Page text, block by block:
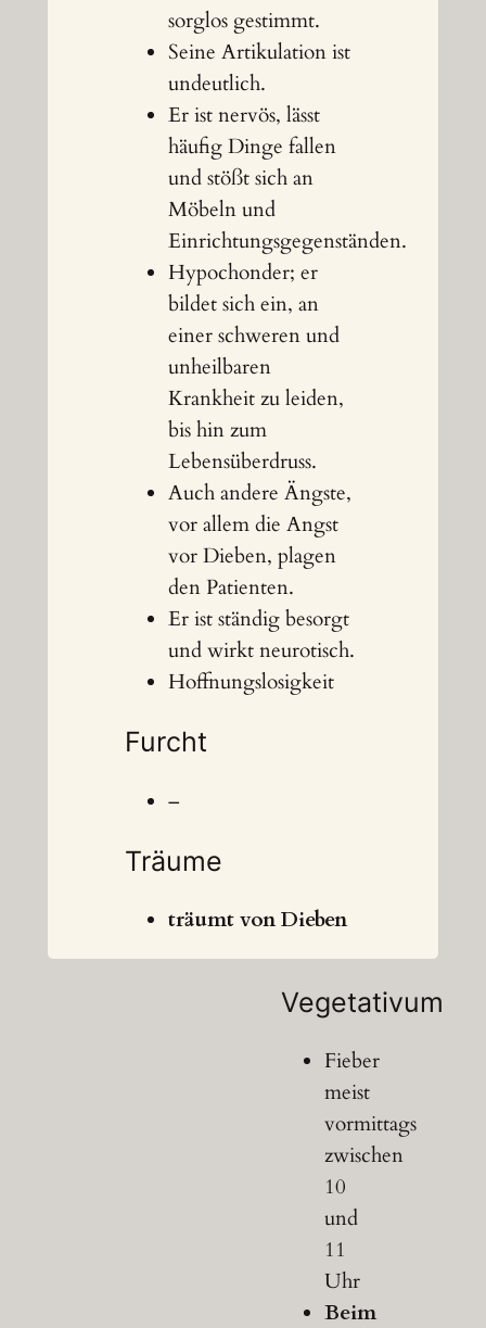
sorglos gestimmt.
Seine Artikulation ist
undeutlich.
Er ist nervös, lässt
häufig Dinge fallen
und stößt sich an
Möbeln und
Einrichtungsgegenständen.
Hypochonder; er
bildet sich ein, an
einer schweren und
unheilbaren
Krankheit zu leiden,
bis hin zum
Lebensüberdruss.
Auch andere Ängste,
vor allem die Angst
vor Dieben, plagen
den Patienten.
Er ist ständig besorgt
und wirkt neurotisch.
Hoffnungslosigkeit
Furcht
–
Träume
träumt von Dieben
Vegetativum
Fieber
meist
vormittags
zwischen
10
und
11
Uhr
Beim